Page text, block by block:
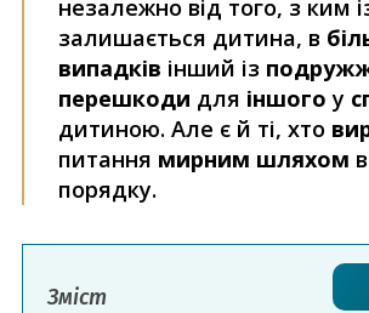
незалежно від того, з ким
залишається дитина, в
випадків інший із
перешкоди для іншого у
дитиною. Але є й ті, хто
питання мирним шляхом
порядку.
Зміст